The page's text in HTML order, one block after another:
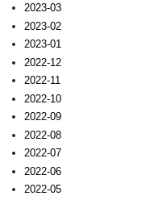
2023-03
2023-02
2023-01
2022-12
2022-11
2022-10
2022-09
2022-08
2022-07
2022-06
2022-05